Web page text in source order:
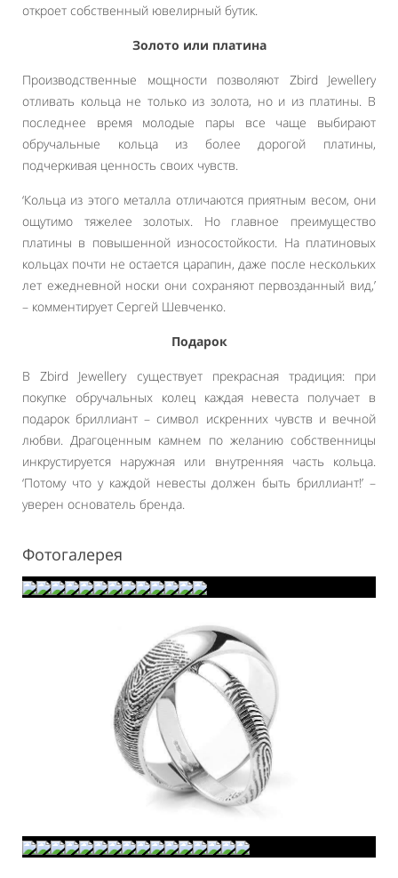
откроет собственный ювелирный бутик.
Золото или платина
Производственные мощности позволяют Zbird Jewellery
отливать кольца не только из золота, но и из платины. В
последнее время молодые пары все чаще выбирают
обручальные кольца из более дорогой платины,
подчеркивая ценность своих чувств.
‘Кольца из этого металла отличаются приятным весом, они
ощутимо тяжелее золотых. Но главное преимущество
платины в повышенной износостойкости. На платиновых
кольцах почти не остается царапин, даже после нескольких
лет ежедневной носки они сохраняют первозданный вид,’
– комментирует Сергей Шевченко.
Подарок
В Zbird Jewellery существует прекрасная традиция: при
покупке обручальных колец каждая невеста получает в
подарок бриллиант – символ искренних чувств и вечной
любви. Драгоценным камнем по желанию собственницы
инкрустируется наружная или внутренняя часть кольца.
‘Потому что у каждой невесты должен быть бриллиант!’ –
уверен основатель бренда.
Фотогалерея